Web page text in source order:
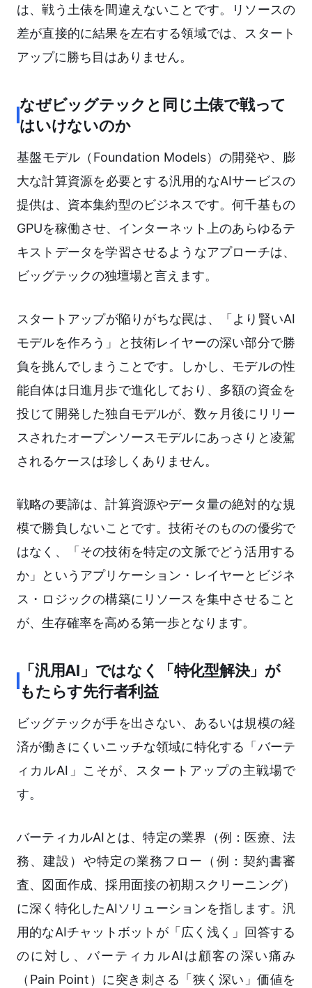
は、戦う土俵を間違えないことです。リソースの
差が直接的に結果を左右する領域では、スタート
アップに勝ち目はありません。
なぜビッグテックと同じ土俵で戦って
はいけないのか
基盤モデル（Foundation Models）の開発や、膨
大な計算資源を必要とする汎用的なAIサービスの
提供は、資本集約型のビジネスです。何千基もの
GPUを稼働させ、インターネット上のあらゆるテ
キストデータを学習させるようなアプローチは、
ビッグテックの独壇場と言えます。
スタートアップが陥りがちな罠は、「より賢いAI
モデルを作ろう」と技術レイヤーの深い部分で勝
負を挑んでしまうことです。しかし、モデルの性
能自体は日進月歩で進化しており、多額の資金を
投じて開発した独自モデルが、数ヶ月後にリリー
スされたオープンソースモデルにあっさりと凌駕
されるケースは珍しくありません。
戦略の要諦は、計算資源やデータ量の絶対的な規
模で勝負しないことです。技術そのものの優劣で
はなく、「その技術を特定の文脈でどう活用する
か」というアプリケーション・レイヤーとビジネ
ス・ロジックの構築にリソースを集中させること
が、生存確率を高める第一歩となります。
「汎用AI」ではなく「特化型解決」が
もたらす先行者利益
ビッグテックが手を出さない、あるいは規模の経
済が働きにくいニッチな領域に特化する「バーテ
ィカルAI」こそが、スタートアップの主戦場で
す。
バーティカルAIとは、特定の業界（例：医療、法
務、建設）や特定の業務フロー（例：契約書審
査、図面作成、採用面接の初期スクリーニング）
に深く特化したAIソリューションを指します。汎
用的なAIチャットボットが「広く浅く」回答する
のに対し、バーティカルAIは顧客の深い痛み
（Pain Point）に突き刺さる「狭く深い」価値を